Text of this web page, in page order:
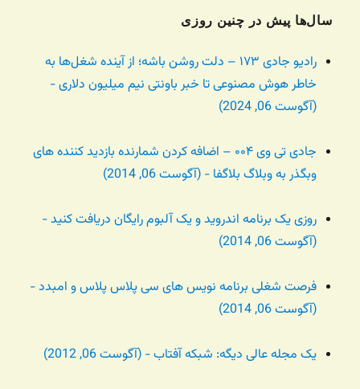
سال‌ها پیش در چنین روزی
رادیو جادی ۱۷۳ – دلت روشن باشه؛ از آینده شغل‌ها به
خاطر هوش مصنوعی تا خبر باونتی نیم میلیون دلاری -
(آگوست 06, 2024)
جادی تی وی ۰۰۴ – اضافه کردن شمارنده بازدید کننده های
وبگذر به وبلاگ بلاگفا - (آگوست 06, 2014)
روزی یک برنامه اندروید و یک آلبوم رایگان دریافت کنید -
(آگوست 06, 2014)
فرصت شغلی برنامه نویس های سی پلاس پلاس و امبدد -
(آگوست 06, 2014)
یک مجله عالی دیگه: شبکه آفتاب - (آگوست 06, 2012)